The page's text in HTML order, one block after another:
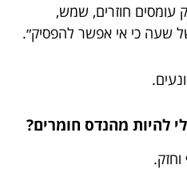
עומסים חוזרים, שמש,
שעה כי אי אפשר להפסיק״.
להיות מהנדס חומרים?